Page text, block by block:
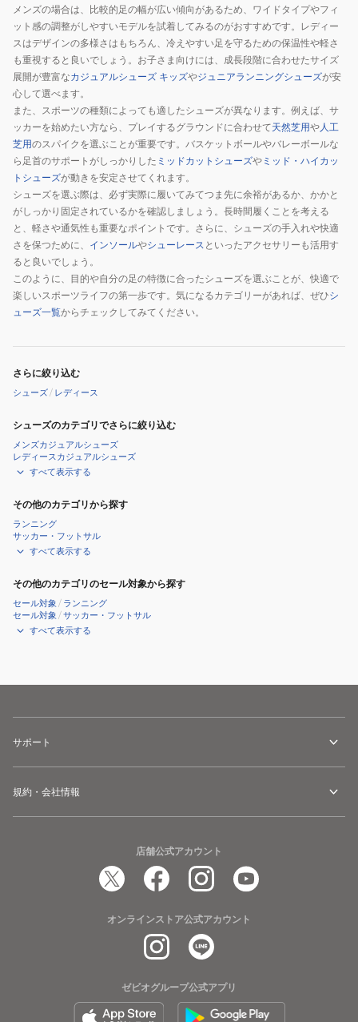
ィ
メ
ン
ズ
ア
ル
パ
ル
ガ
ー
タ
10017813
PNK
ア
ル
パ
ル
ー
タ
10017712
NVY
メンズの場合は、比較的足の幅が広い傾向があるため、ワイドタイプやフィ
ット感の調整がしやすいモデルを試着してみるのがおすすめです。レディー
スはデザインの多様さはもちろん、冷えやすい足を守るための保温性や軽さ
も重視すると良いでしょう。お子さま向けには、成長段階に合わせたサイズ
展開が豊富なカジュアルシューズ キッズやジュニアランニングシューズが安
心して選べます。
また、スポーツの種類によっても適したシューズが異なります。例えば、サ
ッカーを始めたい方なら、プレイするグラウンドに合わせて天然芝用や人工
芝用のスパイクを選ぶことが重要です。バスケットボールやバレーボールな
ら足首のサポートがしっかりした ミッドカットシューズや ミッド・ハイカッ
トシューズが動きを安定させてくれます。
シューズを選ぶ際は、必ず実際に履いてみてつま先に余裕があるか、かかと
がしっかり固定されているかを確認しましょう。長時間履くことを考える
と、軽さや通気性も重要なポイントです。さらに、シューズの手入れや快適
さを保つために、 インソールやシューレース といったアクセサリーも活用す
ると良いでしょう。
このように、目的や自分の足の特徴に合ったシューズを選ぶことが、快適で
楽しいスポーツライフの第一歩です。気になるカテゴリーがあれば、ぜひシ
ューズ一覧からチェックしてみてください。
さらに絞り込む
シューズ/ レディース
シューズのカテゴリでさらに絞り込む
メンズカジュアルシューズ
レディースカジュアルシューズ
すべて表示する
その他のカテゴリから探す
ランニング
サッカー・フットサル
すべて表示する
その他のカテゴリのセール対象から探す
セール対象 / ランニング
セール対象 /サッカー・フットサル
すべて表示する
サポート
規約・会社情報
店舗公式アカウント
オンラインストア公式アカウント
ゼビオグループ公式アプリ